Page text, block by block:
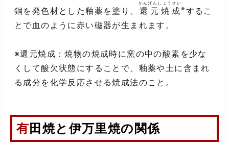
銅を発色材とした釉薬を塗り、 還元焼成
かんげんしょうせい
※ するこ
とで血のように赤い磁器が生まれます。
※還元焼成：焼物の焼成時に窯の中の酸素を少な
くして酸欠状態にすることで、釉薬や土に含まれ
る成分を化学反応させる焼成法のこと。
有田焼と伊万里焼の関係